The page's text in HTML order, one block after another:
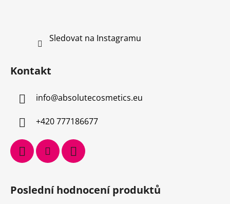
Sledovat na Instagramu
Kontakt
info@absolutecosmetics.eu
+420 777186677
Poslední hodnocení produktů